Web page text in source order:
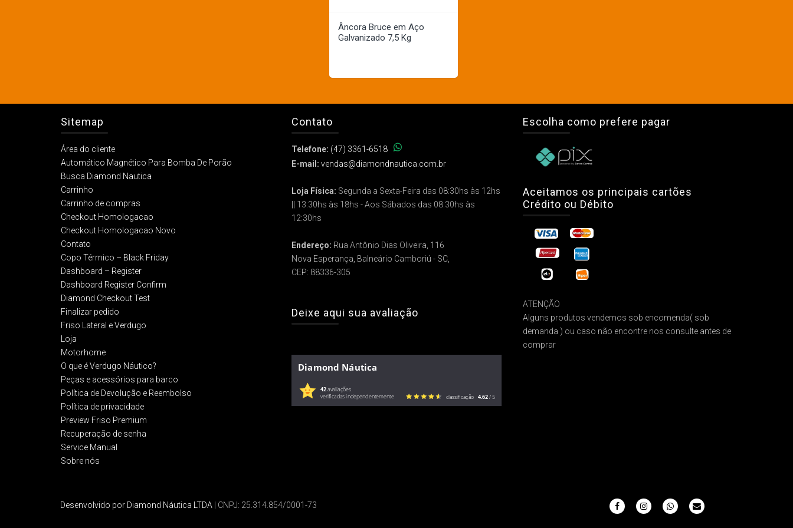
Âncora Bruce em Aço
Galvanizado 7,5 Kg
Sitemap
Área do cliente
Automático Magnético Para Bomba De Porão
Busca Diamond Nautica
Carrinho
Carrinho de compras
Checkout Homologacao
Checkout Homologacao Novo
Contato
Copo Térmico – Black Friday
Dashboard – Register
Dashboard Register Confirm
Diamond Checkout Test
Finalizar pedido
Friso Lateral e Verdugo
Loja
Motorhome
O que é Verdugo Náutico?
Peças e acessórios para barco
Política de Devolução e Reembolso​
Política de privacidade
Preview Friso Premium
Recuperação de senha
Service Manual
Sobre nós
Contato
Telefone: (47) 3361-6518
E-mail: vendas@diamondnautica.com.br
Loja Física: Segunda a Sexta-Feira das 08:30hs às 12hs
|| 13:30hs às 18hs - Aos Sábados das 08:30hs às
12:30hs
Endereço: Rua Antônio Dias Oliveira, 116
Nova Esperança, Balneário Camboriú - SC,
CEP: 88336-305
Deixe aqui sua avaliação
Diamond Náutica
42avaliações
verificadas independentemente
classificação 4.62/ 5
Escolha como prefere pagar
Aceitamos os principais cartões
Crédito ou Débito
ATENÇÃO
Alguns produtos vendemos sob encomenda( sob
demanda ) ou caso não encontre nos consulte antes de
comprar
Desenvolvido por Diamond Náutica LTDA | CNPJ: 25.314.854/0001-73